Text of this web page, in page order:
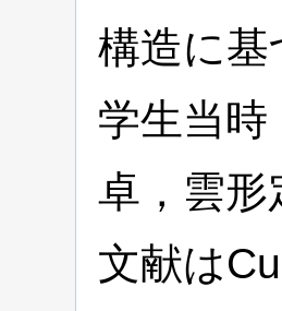
構造に
学生当
卓，雲
文献は